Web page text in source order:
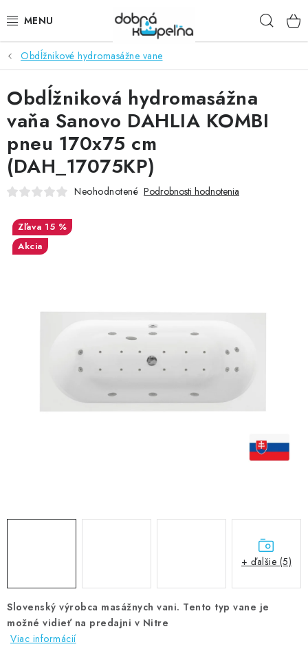
na
SPRCHOVÉ KÚTY
SPRCHOVÉ DVERE
BATÉRIE
VANE
DOPLNKY
VÝPREDAJ
NÁHRADNÉ DIELY
Doprava a Platby
Obchodné podmienky
Predajňa Nitra
Obdĺžnikové hydromasážne vane
Slovenský výrobca masážnych vani. Tento typ vane je
možné vidieť na predajni v Nitre
Viac informácií
Obdĺžniková hydromasážna
vaňa Sanovo DAHLIA KOMBI
pneu 170x75 cm
(DAH_17075KP)
Neohodnotené Podrobnosti hodnotenia
15 %
Akcia
+ ďalšie (5)